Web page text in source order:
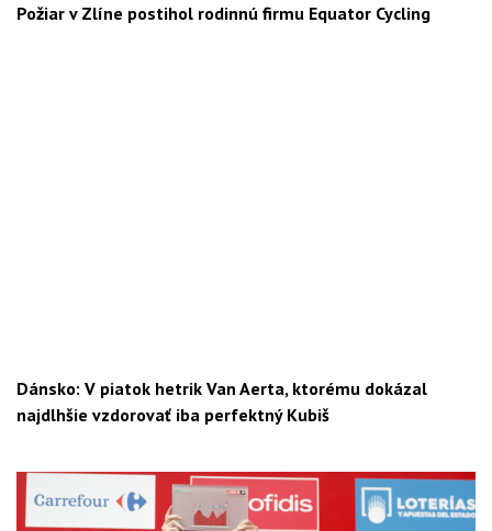
Požiar v Zlíne postihol rodinnú firmu Equator Cycling
Dánsko: V piatok hetrik Van Aerta, ktorému dokázal
najdlhšie vzdorovať iba perfektný Kubiš